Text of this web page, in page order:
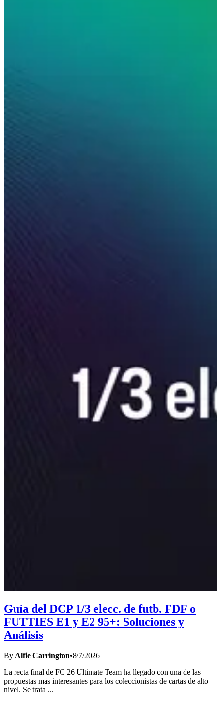
Guía del DCP 1/3 elecc. de futb. FDF o
FUTTIES E1 y E2 95+: Soluciones y
Análisis
By Alfie Carrington•8/7/2026
La recta final de FC 26 Ultimate Team ha llegado con una de las
propuestas más interesantes para los coleccionistas de cartas de alto
nivel. Se trata ...